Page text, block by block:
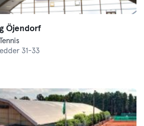
Öjendorf
31-33